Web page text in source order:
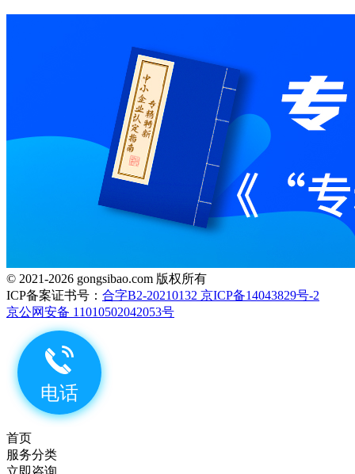
© 2021-2026 gongsibao.com 版权所有
ICP备案证书号： 合字B2-20210132 京ICP备14043829号-2
京公网安备 11010502042053号
首页
服务分类
立即咨询